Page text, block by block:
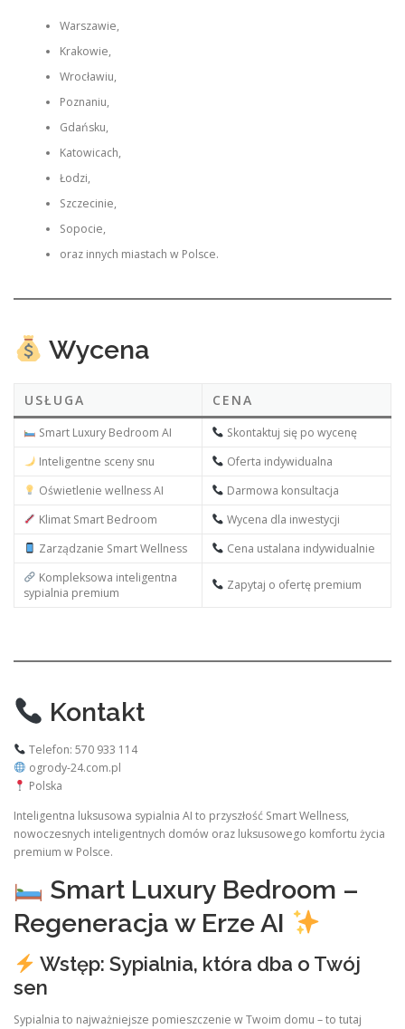
Warszawie,
Krakowie,
Wrocławiu,
Poznaniu,
Gdańsku,
Katowicach,
Łodzi,
Szczecinie,
Sopocie,
oraz innych miastach w Polsce.
Wycena
USŁUGA CENA
Smart Luxury Bedroom AI
Skontaktuj się po wycenę
Inteligentne sceny snu
Oferta indywidualna
Oświetlenie wellness AI
Darmowa konsultacja
Klimat Smart Bedroom
Wycena dla inwestycji
Zarządzanie Smart Wellness
Cena ustalana indywidualnie
Kompleksowa inteligentna
sypialnia premium
Zapytaj o ofertę premium
Kontakt
Telefon: 570 933 114
ogrody-24.com.pl
Polska
Inteligentna luksusowa sypialnia AI to przyszłość Smart Wellness,
nowoczesnych inteligentnych domów oraz luksusowego komfortu życia
premium w Polsce.
Smart Luxury Bedroom –
Regeneracja w Erze AI
Wstęp: Sypialnia, która dba o Twój
sen
Sypialnia to najważniejsze pomieszczenie w Twoim domu – to tutaj